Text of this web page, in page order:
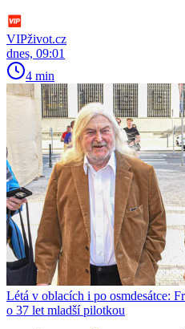
VIPživot.cz
dnes, 09:01
4 min
Létá v oblacích i po osmdesátce:
o 37 let mladší pilotkou